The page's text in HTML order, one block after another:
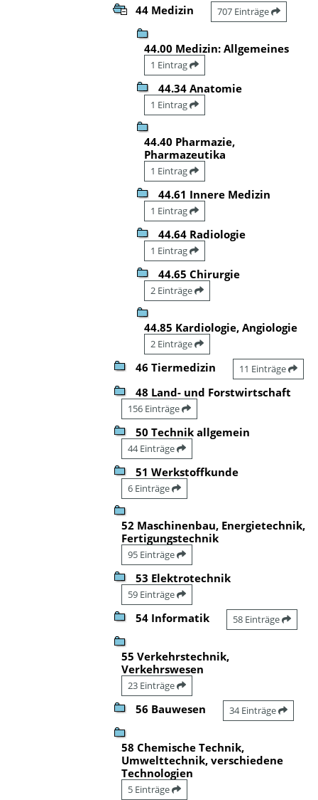
44 Medizin 707 Einträge
44.00 Medizin: Allgemeines
1 Eintrag
44.34 Anatomie
1 Eintrag
44.40 Pharmazie,
Pharmazeutika
1 Eintrag
44.61 Innere Medizin
1 Eintrag
44.64 Radiologie
1 Eintrag
44.65 Chirurgie
2 Einträge
44.85 Kardiologie, Angiologie
2 Einträge
46 Tiermedizin 11 Einträge
48 Land- und Forstwirtschaft
156 Einträge
50 Technik allgemein
44 Einträge
51 Werkstoffkunde
6 Einträge
52 Maschinenbau, Energietechnik,
Fertigungstechnik
95 Einträge
53 Elektrotechnik
59 Einträge
54 Informatik 58 Einträge
55 Verkehrstechnik,
Verkehrswesen
23 Einträge
56 Bauwesen 34 Einträge
58 Chemische Technik,
Umwelttechnik, verschiedene
Technologien
5 Einträge